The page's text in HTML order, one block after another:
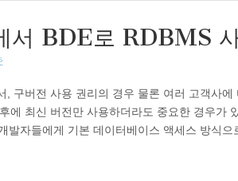
서 BDE로 RDBMS
, 구버전 사용 권리의 경우 물론 여러 고객사
에 최신 버전만 사용하더라도 중요한 경우가
발자들에게 기본 데이터베이스 액세스 방식으